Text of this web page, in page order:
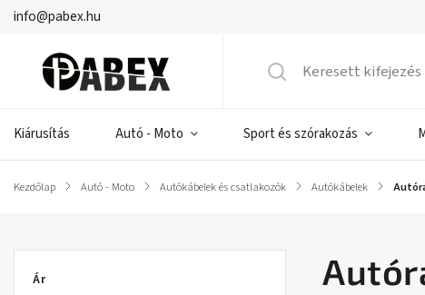
info@pabex.hu
Kiárusítás Autó - Moto Sport és szórakozás
Kezdőlap / Autó - Moto / Autókábelek és csatlakozók / Autókábelek /
Ár